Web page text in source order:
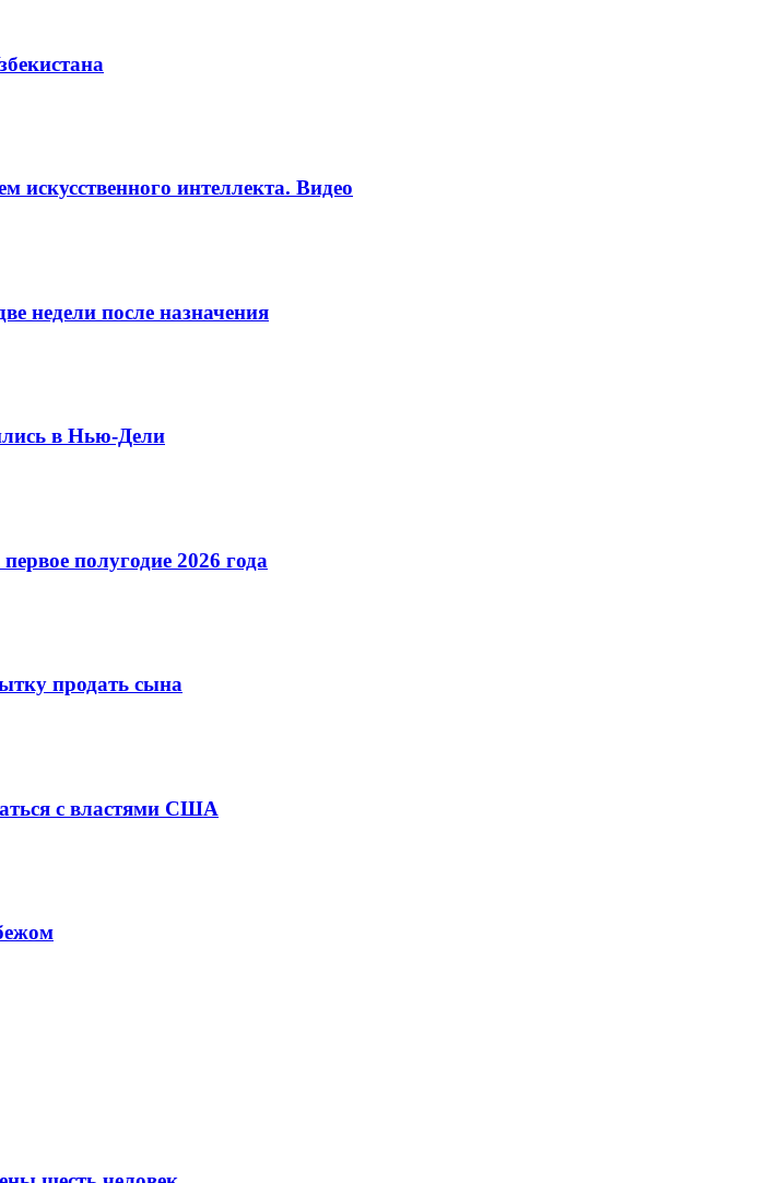
искусственного интеллекта. Видео
недели после назначения
в Нью-Дели
полугодие 2026 года
продать сына
с властями США